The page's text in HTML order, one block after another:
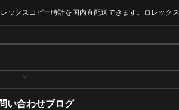
ックスコピー時計を国内直配送できます。ロレック
い合わせブログ